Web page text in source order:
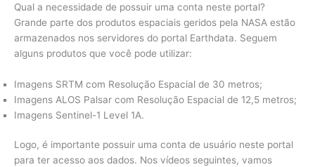
Qual a necessidade de possuir uma conta neste portal?
Grande parte dos produtos espaciais geridos pela NASA estão
armazenados nos servidores do portal Earthdata. Seguem
alguns produtos que você pode utilizar:
Imagens SRTM com Resolução Espacial de 30 metros;
Imagens ALOS Palsar com Resolução Espacial de 12,5 metros;
Imagens Sentinel-1 Level 1A.
Logo, é importante possuir uma conta de usuário neste portal
para ter acesso aos dados. Nos vídeos seguintes, vamos